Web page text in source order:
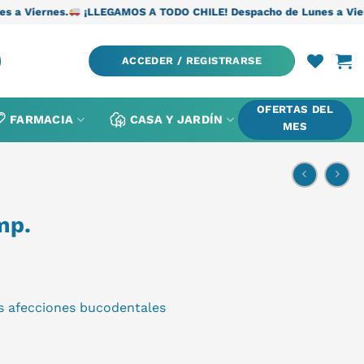
¡LLEGAMOS A TODO CHILE! Despacho de Lunes a Viernes.
ACCEDER / REGISTRARSE
FARMACIA CASA Y JARDÍN
OFERTAS DEL
MES
bucodentales